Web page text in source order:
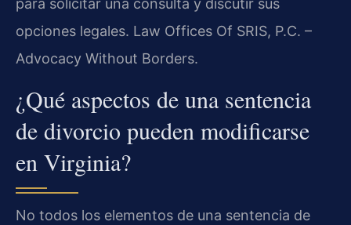
opciones legales. Law Offices Of SRIS, P.C. –
Advocacy Without Borders.
¿Qué aspectos de una sentencia
de divorcio pueden modificarse
en Virginia?
No todos los elementos de una sentencia de